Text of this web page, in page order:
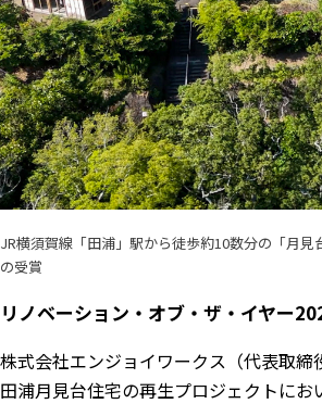
JR横須賀線「田浦」駅から徒歩約10数分の「月
の受賞
リノベーション・オブ・ザ・イヤー
株式会社エンジョイワークス（代表取
田浦月見台住宅の再生プロジェクトに